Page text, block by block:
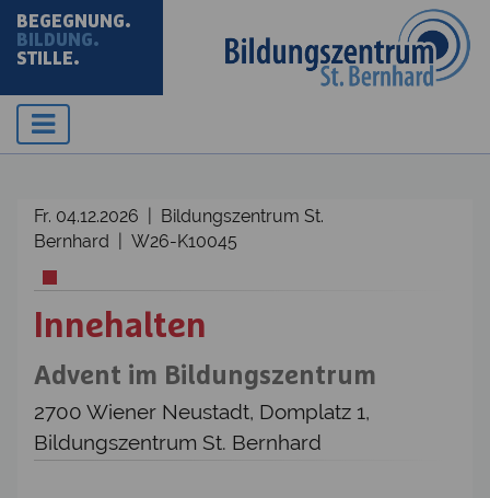
BEGEGNUNG.
BILDUNG.
STILLE.
Fr. 04.12.2026 | Bildungszentrum St.
Bernhard | W26-K10045
Innehalten
Advent im Bildungszentrum
2700 Wiener Neustadt, Domplatz 1,
Bildungszentrum St. Bernhard